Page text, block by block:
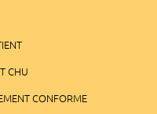
CHU
CONFORME